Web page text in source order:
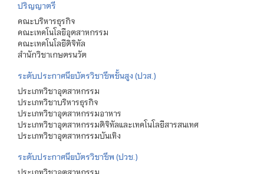
ปริญญาตรี
คณะบริหารธุรกิจ
คณะเทคโนโลยีอุตสาหกรรม
คณะเทคโนโลยีดิจิทัล
สำนักวิชาเกษตรนวัต
ระดับประกาศนียบัตรวิชาชีพชั้นสูง (ปวส.)
ประเภทวิชาอุตสาหกรรม
ประเภทวิชาบริหารธุรกิจ
ประเภทวิชาอุตสาหกรรมอาหาร
ประเภทวิชาอุตสาหกรรมดิจิทัลและเทคโนโลยีสารสนเทศ
ประเภทวิชาอุตสาหกรรมบันเทิง
ระดับประกาศนียบัตรวิชาชีพ (ปวช.)
ประเภทวิชาอุตสาหกรรม